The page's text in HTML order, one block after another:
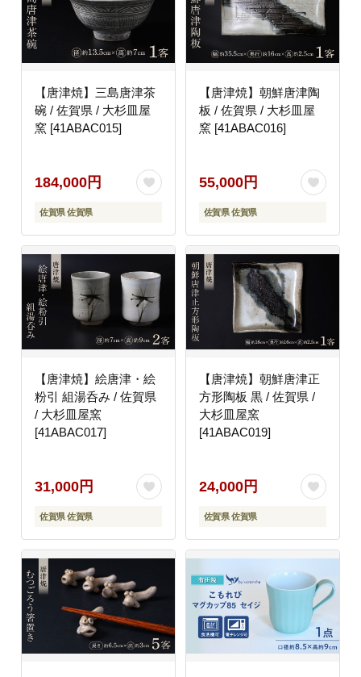
【唐津焼】三島唐津茶
碗 / 佐賀県 / 大杉皿屋
窯 [41ABAC015]
184,000円
佐賀県 佐賀県
【唐津焼】朝鮮唐津陶
板 / 佐賀県 / 大杉皿屋
窯 [41ABAC016]
55,000円
佐賀県 佐賀県
【唐津焼】絵唐津・絵
粉引 組湯呑み / 佐賀県
/ 大杉皿屋窯
[41ABAC017]
31,000円
佐賀県 佐賀県
【唐津焼】朝鮮唐津正
方形陶板 黒 / 佐賀県 /
大杉皿屋窯
[41ABAC019]
24,000円
佐賀県 佐賀県